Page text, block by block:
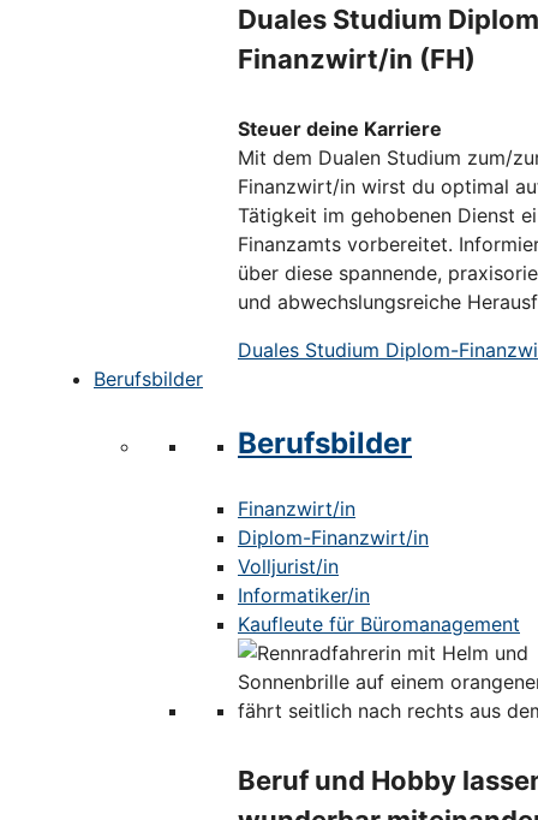
Duales Studium
Finanzwirt/in (FH)
Steuer deine Karriere
Mit dem Dualen Studium zum/
Finanzwirt/in wirst du optimal
Tätigkeit im gehobenen Dienst
Finanzamts vorbereitet.
über diese spannende,
und abwechslungsreiche
Duales Studium Diplom-
Berufsbilder
Berufsbilder
Finanzwirt/in
Diplom-Finanzwirt/in
Volljurist/in
Informatiker/in
Kaufleute für Büromanagement
Beruf und Hobby